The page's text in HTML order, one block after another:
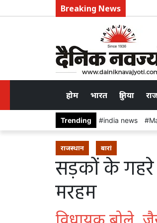
Breaking News
होम भारत दुनिया
Trending india news
राजस्थान बारां
सड़कों के गहरे
मरहम
विधायक बोले,